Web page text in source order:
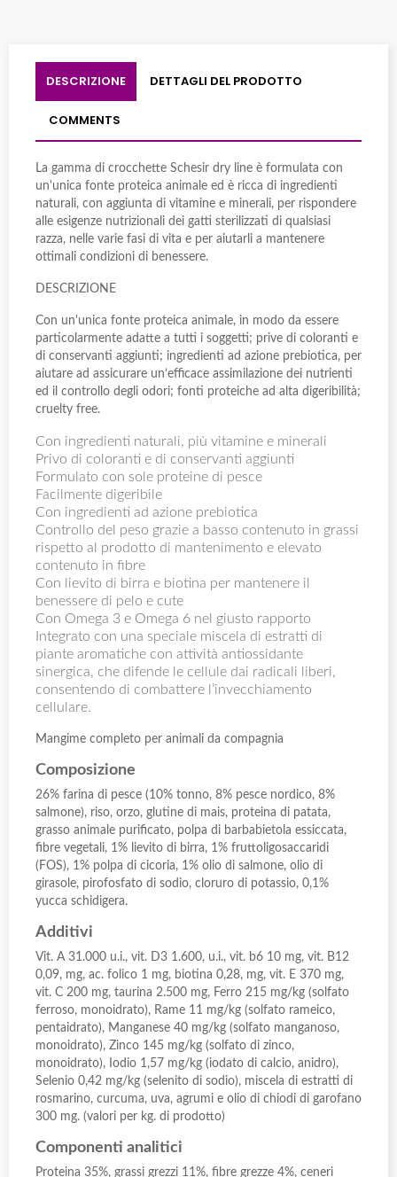
DESCRIZIONE DETTAGLI DEL PRODOTTO
COMMENTS
La gamma di crocchette Schesir dry line è formulata con
un'unica fonte proteica animale ed è ricca di ingredienti
naturali, con aggiunta di vitamine e minerali, per rispondere
alle esigenze nutrizionali dei gatti sterilizzati di qualsiasi
razza, nelle varie fasi di vita e per aiutarli a mantenere
ottimali condizioni di benessere.
DESCRIZIONE
Con un'unica fonte proteica animale, in modo da essere
particolarmente adatte a tutti i soggetti; prive di coloranti e
di conservanti aggiunti; ingredienti ad azione prebiotica, per
aiutare ad assicurare un’efficace assimilazione dei nutrienti
ed il controllo degli odori; fonti proteiche ad alta digeribilità;
cruelty free.
Con ingredienti naturali, più vitamine e minerali
Privo di coloranti e di conservanti aggiunti
Formulato con sole proteine di pesce
Facilmente digeribile
Con ingredienti ad azione prebiotica
Controllo del peso grazie a basso contenuto in grassi
rispetto al prodotto di mantenimento e elevato
contenuto in ﬁbre
Con lievito di birra e biotina per mantenere il
benessere di pelo e cute
Con Omega 3 e Omega 6 nel giusto rapporto
Integrato con una speciale miscela di estratti di
piante aromatiche con attività antiossidante
sinergica, che difende le cellule dai radicali liberi,
consentendo di combattere l’invecchiamento
cellulare.
Mangime completo per animali da compagnia
Composizione
26% farina di pesce (10% tonno, 8% pesce nordico, 8%
salmone), riso, orzo, glutine di mais, proteina di patata,
grasso animale puriﬁcato, polpa di barbabietola essiccata,
ﬁbre vegetali, 1% lievito di birra, 1% fruttoligosaccaridi
(FOS), 1% polpa di cicoria, 1% olio di salmone, olio di
girasole, pirofosfato di sodio, cloruro di potassio, 0,1%
yucca schidigera.
Additivi
Vit. A 31.000 u.i., vit. D3 1.600, u.i., vit. b6 10 mg, vit. B12
0,09, mg, ac. folico 1 mg, biotina 0,28, mg, vit. E 370 mg,
vit. C 200 mg, taurina 2.500 mg, Ferro 215 mg/kg (solfato
ferroso, monoidrato), Rame 11 mg/kg (solfato rameico,
pentaidrato), Manganese 40 mg/kg (solfato manganoso,
monoidrato), Zinco 145 mg/kg (solfato di zinco,
monoidrato), Iodio 1,57 mg/kg (iodato di calcio, anidro),
Selenio 0,42 mg/kg (selenito di sodio), miscela di estratti di
rosmarino, curcuma, uva, agrumi e olio di chiodi di garofano
300 mg. (valori per kg. di prodotto)
Componenti analitici
Proteina 35%, grassi grezzi 11%, fibre grezze 4%, ceneri